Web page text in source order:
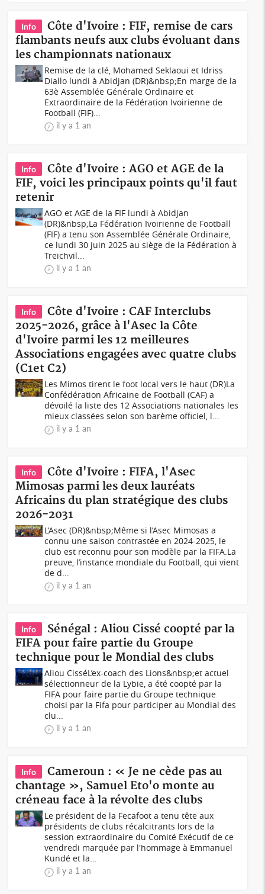
Info
Côte d'Ivoire : FIF, remise de cars
flambants neufs aux clubs évoluant dans
les championnats nationaux
Remise de la clé, Mohamed Seklaoui et Idriss
Diallo lundi à Abidjan (DR)&nbsp;En marge de la
63è Assemblée Générale Ordinaire et
Extraordinaire de la Fédération Ivoirienne de
Football (FIF)...
il y a 1 an
Info
Côte d'Ivoire : AGO et AGE de la
FIF, voici les principaux points qu'il faut
retenir
AGO et AGE de la FIF lundi à Abidjan
(DR)&nbsp;La Fédération Ivoirienne de Football
(FIF) a tenu son Assemblée Générale Ordinaire,
ce lundi 30 juin 2025 au siège de la Fédération à
Treichvil...
il y a 1 an
Info
Côte d'Ivoire : CAF Interclubs
2025-2026, grâce à l'Asec la Côte
d'Ivoire parmi les 12 meilleures
Associations engagées avec quatre clubs
(C1et C2)
Les Mimos tirent le foot local vers le haut (DR)La
Confédération Africaine de Football (CAF) a
dévoilé la liste des 12 Associations nationales les
mieux classées selon son barème officiel, l...
il y a 1 an
Info
Côte d'Ivoire : FIFA, l'Asec
Mimosas parmi les deux lauréats
Africains du plan stratégique des clubs
2026-2031
L’Asec (DR)&nbsp;Même si l’Asec Mimosas a
connu une saison contrastée en 2024-2025, le
club est reconnu pour son modèle par la FIFA.La
preuve, l’instance mondiale du Football, qui vient
de d...
il y a 1 an
Info
Sénégal : Aliou Cissé coopté par la
FIFA pour faire partie du Groupe
technique pour le Mondial des clubs
Aliou CisséL’ex-coach des Lions&nbsp;et actuel
sélectionneur de la Lybie, a été coopté par la
FIFA pour faire partie du Groupe technique
choisi par la Fifa pour participer au Mondial des
clu...
il y a 1 an
Info
Cameroun : « Je ne cède pas au
chantage », Samuel Eto'o monte au
créneau face à la révolte des clubs
Le président de la Fecafoot a tenu tête aux
présidents de clubs récalcitrants lors de la
session extraordinaire du Comité Exécutif de ce
vendredi marquée par l'hommage à Emmanuel
Kundé et la...
il y a 1 an